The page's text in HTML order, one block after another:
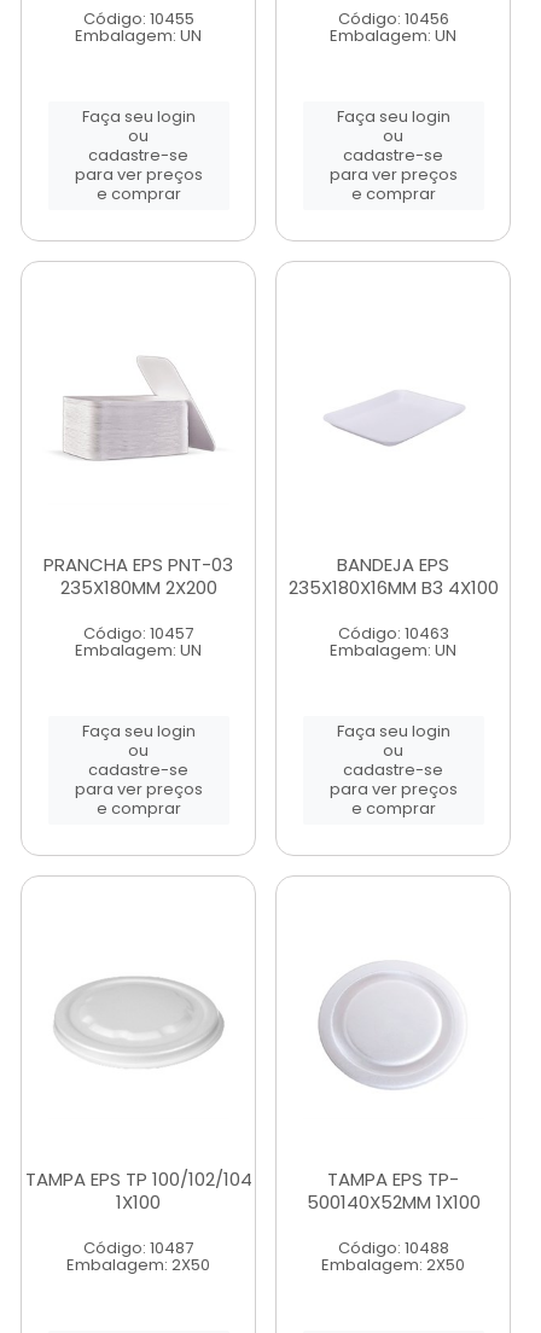
Código: 10455
Embalagem: UN
Faça seu login
ou
cadastre-se
para ver preços
e comprar
Código: 10456
Embalagem: UN
Faça seu login
ou
cadastre-se
para ver preços
e comprar
PRANCHA EPS PNT-03
235X180MM 2X200
Código: 10457
Embalagem: UN
Faça seu login
ou
cadastre-se
para ver preços
e comprar
BANDEJA EPS
235X180X16MM B3 4X100
Código: 10463
Embalagem: UN
Faça seu login
ou
cadastre-se
para ver preços
e comprar
TAMPA EPS TP 100/102/104
1X100
Código: 10487
Embalagem: 2X50
TAMPA EPS TP-
500140X52MM 1X100
Código: 10488
Embalagem: 2X50